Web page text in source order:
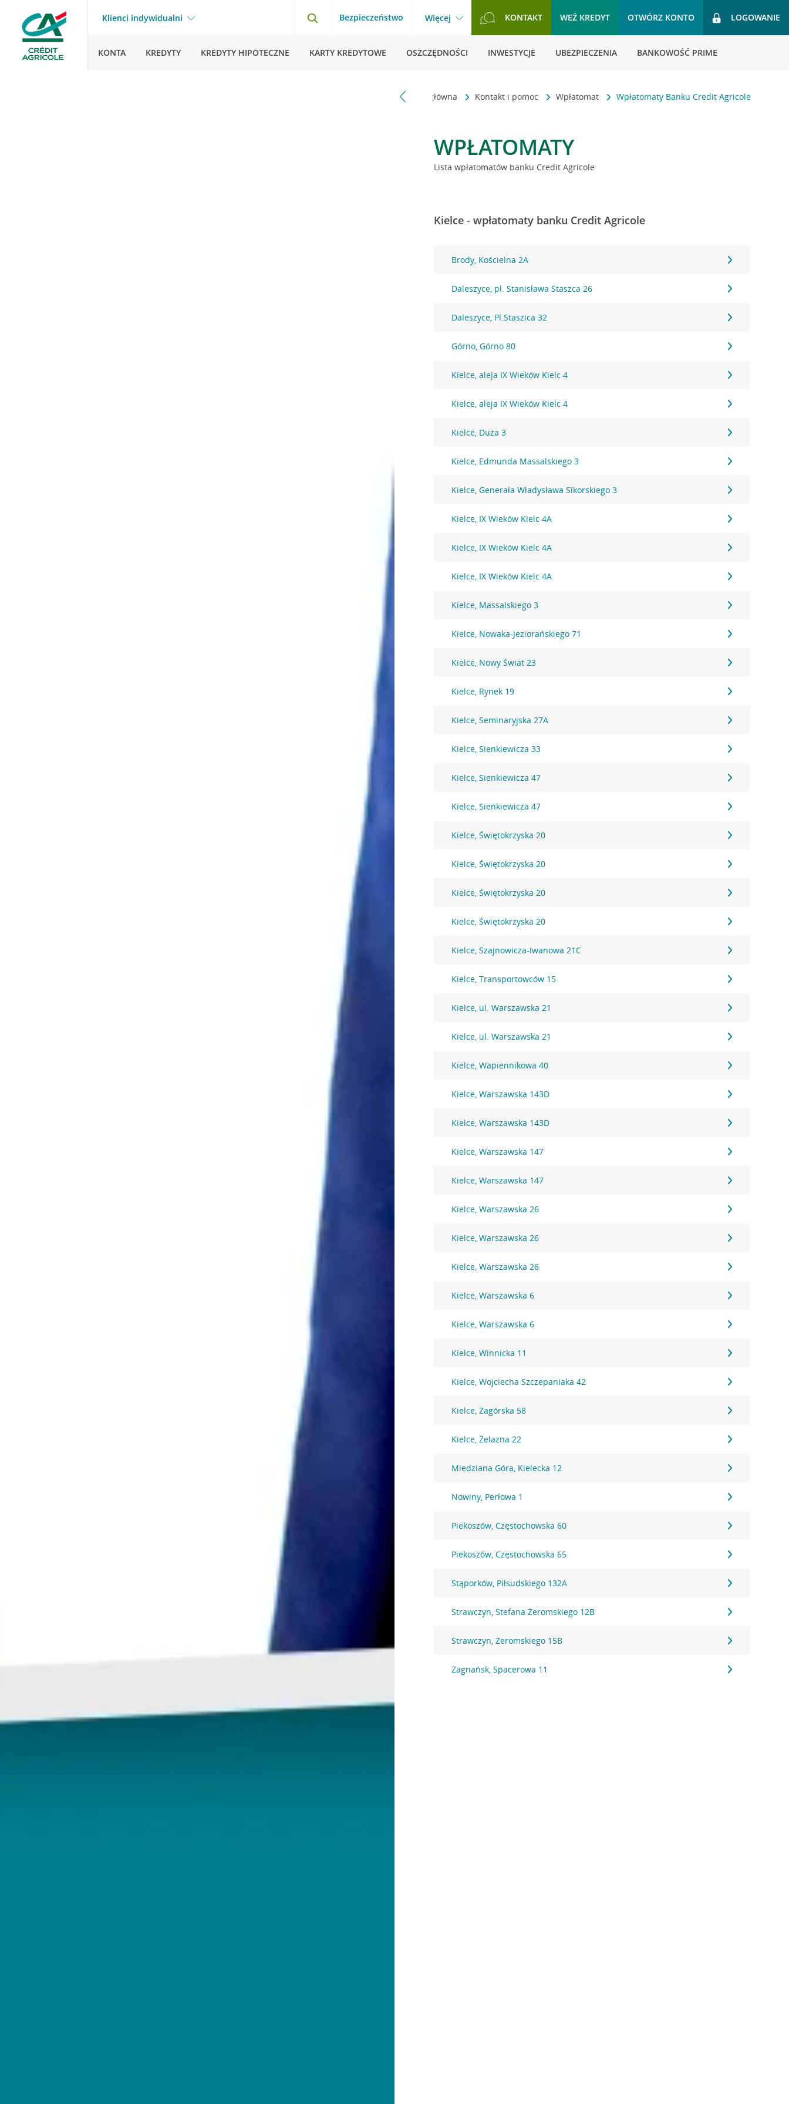
Klienci indywidualni Bezpieczeństwo Więcej KONTAKT WEŹ KREDYT OTWÓRZ KONTO LOGOWANIE
KONTA KREDYTY KREDYTY HIPOTECZNE KARTY KREDYTOWE OSZCZĘDNOŚCI INWESTYCJE UBEZPIECZENIA BANKOWOŚĆ PRIME
Strona główna Kontakt i pomoc Wpłatomat Wpłatomaty Banku Credit Agricole
WPŁATOMATY
Lista wpłatomatów banku Credit Agricole
Kielce - wpłatomaty banku Credit Agricole
Brody, Kościelna 2A
Daleszyce, pl. Stanisława Staszca 26
Daleszyce, Pl.Staszica 32
Górno, Górno 80
Kielce, aleja IX Wieków Kielc 4
Kielce, aleja IX Wieków Kielc 4
Kielce, Duża 3
Kielce, Edmunda Massalskiego 3
Kielce, Generała Władysława Sikorskiego 3
Kielce, IX Wieków Kielc 4A
Kielce, IX Wieków Kielc 4A
Kielce, IX Wieków Kielc 4A
Kielce, Massalskiego 3
Kielce, Nowaka-Jeziorańskiego 71
Kielce, Nowy Świat 23
Kielce, Rynek 19
Kielce, Seminaryjska 27A
Kielce, Sienkiewicza 33
Kielce, Sienkiewicza 47
Kielce, Sienkiewicza 47
Kielce, Świętokrzyska 20
Kielce, Świętokrzyska 20
Kielce, Świętokrzyska 20
Kielce, Świętokrzyska 20
Kielce, Szajnowicza-Iwanowa 21C
Kielce, Transportowców 15
Kielce, ul. Warszawska 21
Kielce, ul. Warszawska 21
Kielce, Wapiennikowa 40
Kielce, Warszawska 143D
Kielce, Warszawska 143D
Kielce, Warszawska 147
Kielce, Warszawska 147
Kielce, Warszawska 26
Kielce, Warszawska 26
Kielce, Warszawska 26
Kielce, Warszawska 6
Kielce, Warszawska 6
Kielce, Winnicka 11
Kielce, Wojciecha Szczepaniaka 42
Kielce, Zagórska 58
Kielce, Żelazna 22
Miedziana Góra, Kielecka 12
Nowiny, Perłowa 1
Piekoszów, Częstochowska 60
Piekoszów, Częstochowska 65
Stąporków, Piłsudskiego 132A
Strawczyn, Stefana Żeromskiego 12B
Strawczyn, Żeromskiego 15B
Zagnańsk, Spacerowa 11